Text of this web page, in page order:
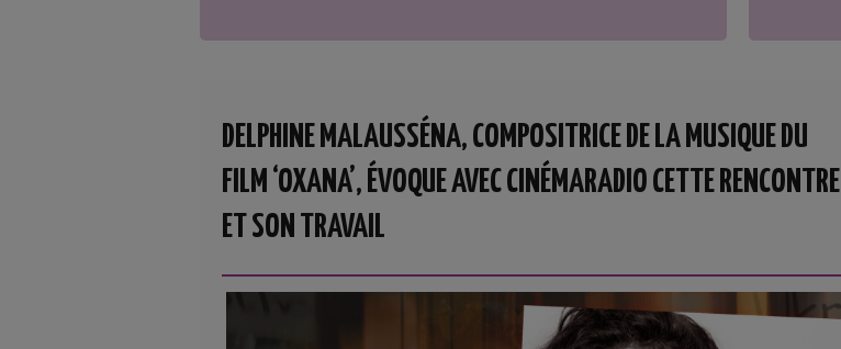
DELPHINE MALAUSSÉNA, COMPOSITRICE DE LA MUSIQUE DU
FILM ‘OXANA’, ÉVOQUE AVEC CINÉMARADIO CETTE RENCONTRE
ET SON TRAVAIL